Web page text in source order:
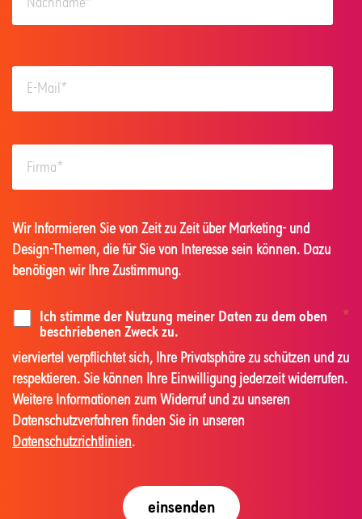
Wir Informieren Sie von Zeit zu Zeit über Marketing- und
Design-Themen, die für Sie von Interesse sein können. Dazu
benötigen wir Ihre Zustimmung.
Ich stimme der Nutzung meiner Daten zu dem oben
beschriebenen Zweck zu.
*
vierviertel verpflichtet sich, Ihre Privatsphäre zu schützen und zu
respektieren. Sie können Ihre Einwilligung jederzeit widerrufen.
Weitere Informationen zum Widerruf und zu unseren
Datenschutzverfahren finden Sie in unseren
Datenschutzrichtlinien.